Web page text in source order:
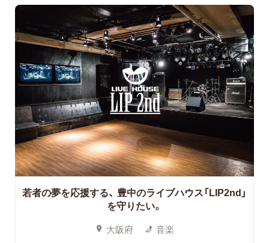
若者の夢を応援する、 豊中のライブハウス「LIP2nd」
を守りたい。
大阪府 音楽